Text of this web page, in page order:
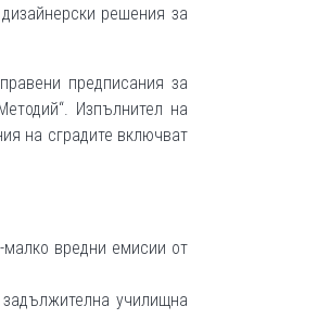
решения за
предписания за
Изпълнител на
на сградите включват
малко вредни емисии от
училищна